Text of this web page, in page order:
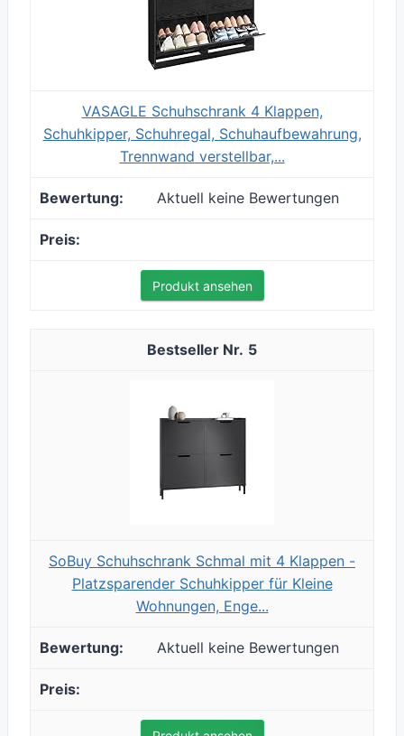
VASAGLE Schuhschrank 4 Klappen,
Schuhkipper, Schuhregal, Schuhaufbewahrung,
Trennwand verstellbar,...
Aktuell keine Bewertungen
Produkt ansehen
5
SoBuy Schuhschrank Schmal mit 4 Klappen -
Platzsparender Schuhkipper für Kleine
Wohnungen, Enge...
Aktuell keine Bewertungen